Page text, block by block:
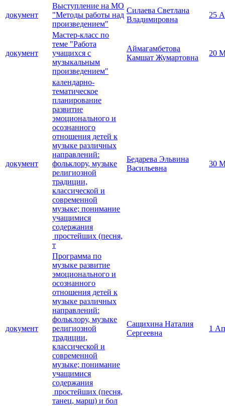
документ
Выступление на МО
"Методы работы над
произведением"
Силаева Светлана
Владимировна
25
документ
Мастер-класс по
теме "Работа
учащихся с
музыкальным
произведением"
Аймагамбетова
Камшат Жумартовна
20
документ
календарно-
тематическое
планирование
развитие
эмоционального и
осознанного
отношения детей к
музыке различных
направлений:
фольклору, музыке
религиозной
традиции,
классической и
современной
музыке; понимание
учащимися
содержания
простейших (песня,
т
Бедарева Эльвина
Васильевна
30
документ
Программа по
музыке развитие
эмоционального и
осознанного
отношения детей к
музыке различных
направлений:
фольклору, музыке
религиозной
традиции,
классической и
современной
музыке; понимание
учащимися
содержания
простейших (песня,
танец, марш) и бол
Сащихина Наталия
Сергеевна
1